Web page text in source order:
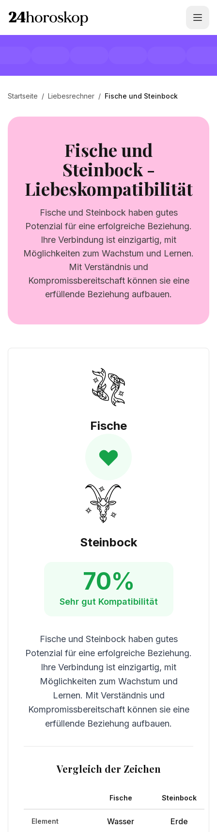
Startseite / Liebesrechner / Fische und Steinbock
Fische und
Steinbock -
Liebeskompatibilität
Fische und Steinbock haben gutes
Potenzial für eine erfolgreiche Beziehung.
Ihre Verbindung ist einzigartig, mit
Möglichkeiten zum Wachstum und Lernen.
Mit Verständnis und
Kompromissbereitschaft können sie eine
erfüllende Beziehung aufbauen.
Fische
Steinbock
70%
Sehr gut Kompatibilität
Fische und Steinbock haben gutes
Potenzial für eine erfolgreiche Beziehung.
Ihre Verbindung ist einzigartig, mit
Möglichkeiten zum Wachstum und
Lernen. Mit Verständnis und
Kompromissbereitschaft können sie eine
erfüllende Beziehung aufbauen.
Vergleich der Zeichen
Fische Steinbock
Element Wasser Erde